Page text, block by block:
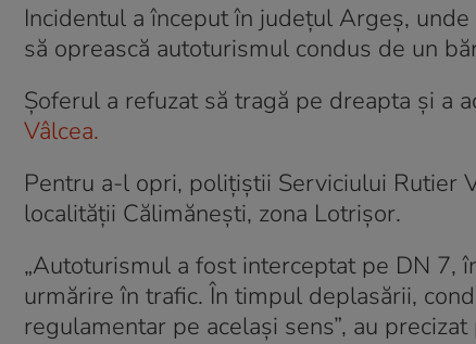
Incidentul a început în județul Argeș,
să oprească autoturismul condus de un
Șoferul a refuzat să tragă pe dreapta și a
Vâlcea.
Pentru a-l opri, polițiștii Serviciului Rutier
localității Călimănești, zona Lotrișor.
„Autoturismul a fost interceptat pe DN 7,
urmărire în trafic. În timpul deplasării,
regulamentar pe același sens”, au